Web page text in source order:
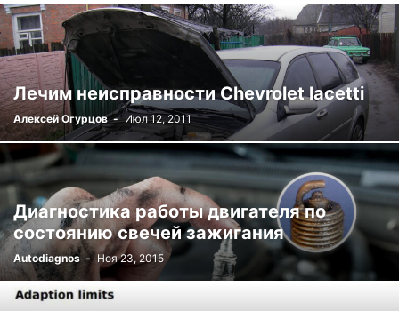
Лечим неисправности Chevrolet lacetti
Алексей Огурцов - Июл 12, 2011
Диагностика работы двигателя по
состоянию свечей зажигания
Autodiagnos - Ноя 23, 2015